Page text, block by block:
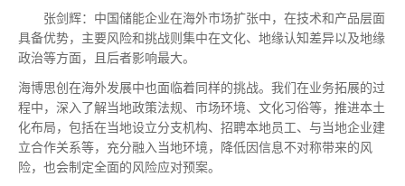
张剑辉：中国储能企业在海外市场扩张中，在技术和产品层面
具备优势，主要风险和挑战则集中在文化、地缘认知差异以及地缘
政治等方面，且后者影响最大。
海博思创在海外发展中也面临着同样的挑战。我们在业务拓展的过
程中，深入了解当地政策法规、市场环境、文化习俗等，推进本土
化布局，包括在当地设立分支机构、招聘本地员工、与当地企业建
立合作关系等，充分融入当地环境，降低因信息不对称带来的风
险，也会制定全面的风险应对预案。